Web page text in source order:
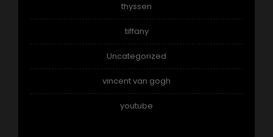
thyssen
tiffany
Uncategorized
vincent van gogh
youtube